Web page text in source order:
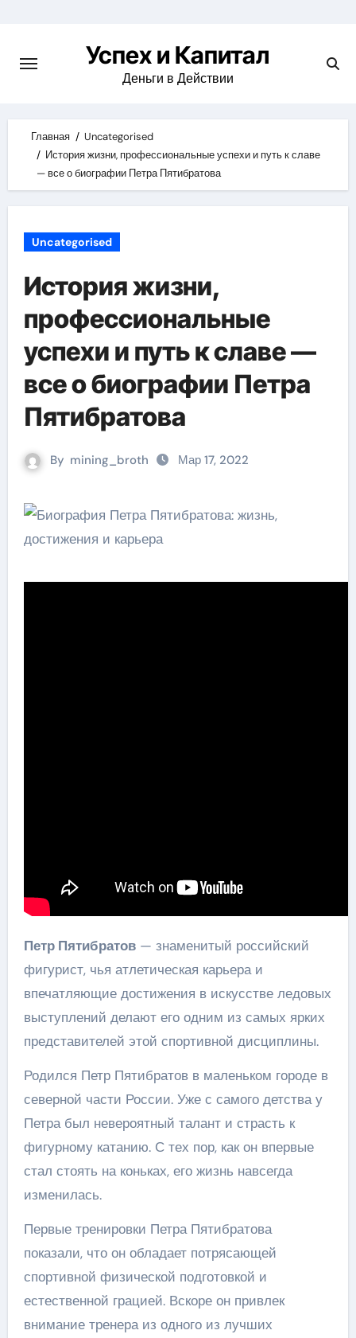
content
Успех и Капитал
Деньги в Действии
Главная
Uncategorised
История жизни, профессиональные успехи и путь к славе
— все о биографии Петра Пятибратова
Uncategorised
История жизни,
профессиональные
успехи и путь к славе —
все о биографии Петра
Пятибратова
By mining_broth Мар 17, 2022
Петр Пятибратов— знаменитый российский
фигурист, чья атлетическая карьера и
впечатляющие достижения в искусстве ледовых
выступлений делают его одним из самых ярких
представителей этой спортивной дисциплины.
Родился Петр Пятибратов в маленьком городе в
северной части России. Уже с самого детства у
Петра был невероятный талант и страсть к
фигурному катанию. С тех пор, как он впервые
стал стоять на коньках, его жизнь навсегда
изменилась.
Первые тренировки Петра Пятибратова
показали, что он обладает потрясающей
спортивной физической подготовкой и
естественной грацией. Вскоре он привлек
внимание тренера из одного из лучших